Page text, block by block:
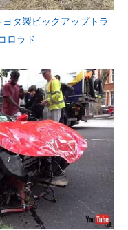
タ製ピックアップトラ
ロラド